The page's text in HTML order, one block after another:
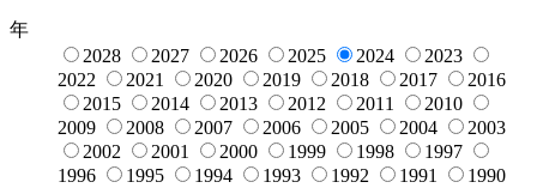
年
2028
2027 2026 2025 2024
2023
2022
2021 2020 2019 2018 2017
2016
2015
2014 2013 2012 2011
2010
2009
2008 2007 2006 2005 2004
2003
2002
2001 2000 1999 1998
1997
1996
1995 1994 1993 1992 1991
1990